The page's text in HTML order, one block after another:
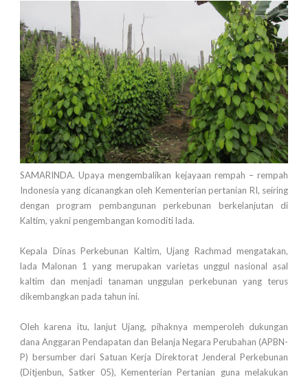
SAMARINDA. Upaya mengembalikan kejayaan rempah – rempah
Indonesia yang dicanangkan oleh Kementerian pertanian RI, seiring
dengan program pembangunan perkebunan berkelanjutan di
Kaltim, yakni pengembangan komoditi lada.
Kepala Dinas Perkebunan Kaltim, Ujang Rachmad mengatakan,
lada Malonan 1 yang merupakan varietas unggul nasional asal
kaltim dan menjadi tanaman unggulan perkebunan yang terus
dikembangkan pada tahun ini.
Oleh karena itu, lanjut Ujang, pihaknya memperoleh dukungan
dana Anggaran Pendapatan dan Belanja Negara Perubahan (APBN-
P) bersumber dari Satuan Kerja Direktorat Jenderal Perkebunan
(Ditjenbun, Satker 05), Kementerian Pertanian guna melakukan